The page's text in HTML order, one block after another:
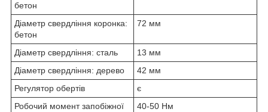
бетон
Діаметр свердління коронка:
бетон
72 мм
Діаметр свердління: сталь
13 мм
Діаметр свердління: дерево
42 мм
Регулятор обертів
є
Робочий момент запобіжної
40-50 Нм